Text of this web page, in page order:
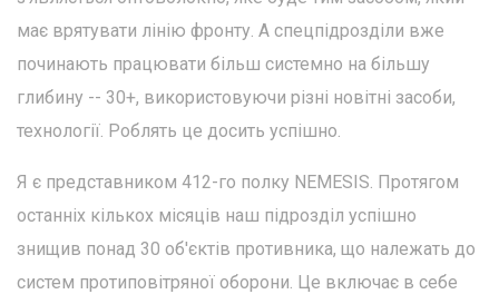
має врятувати лінію фронту. А спецпідрозділи вже
починають працювати більш системно на більшу
глибину -- 30+, використовуючи різні новітні засоби,
технології. Роблять це досить успішно.
Я є представником 412-го полку NEMESIS. Протягом
останніх кількох місяців наш підрозділ успішно
знищив понад 30 об'єктів противника, що належать до
систем протиповітряної оборони. Це включає в себе